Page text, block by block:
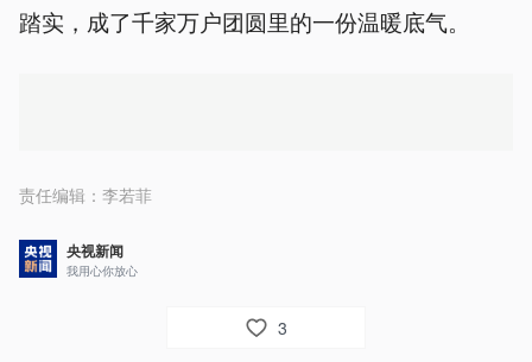
踏实，成了千家万户团圆里的一份温暖底气。
责任编辑： 李若菲
央视新闻
我用心你放心
3